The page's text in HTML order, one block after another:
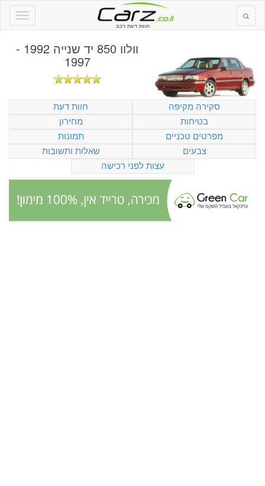
חוות דעת רכב
וולוו 850 יד שנייה 1992 -
1997
סקירה מקיפה
חוות דעת
בטיחות
מחירון
מפרטים טכניים
תמונות
צבעים
שאלות ותשובות
עצות לפני רכישה